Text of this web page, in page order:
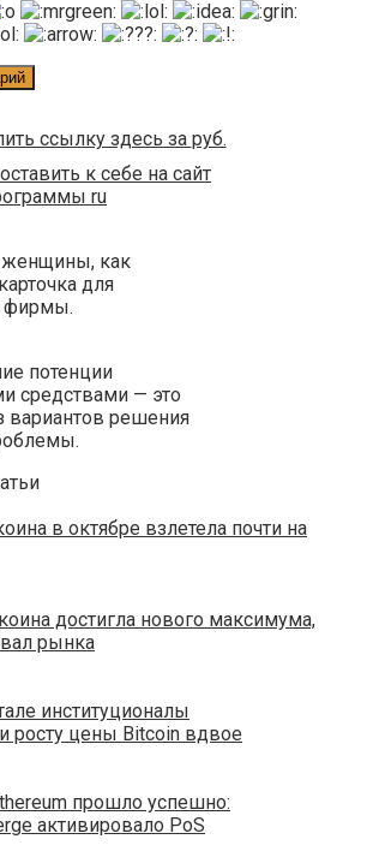
ссылку здесь за руб.
к себе на сайт
ru
как
для
фирмы.
потенции
средствами — это
вариантов решения
в октябре взлетела почти на
достигла нового максимума,
рынка
институционалы
росту цены Bitcoin вдвое
прошло успешно:
активировало PoS